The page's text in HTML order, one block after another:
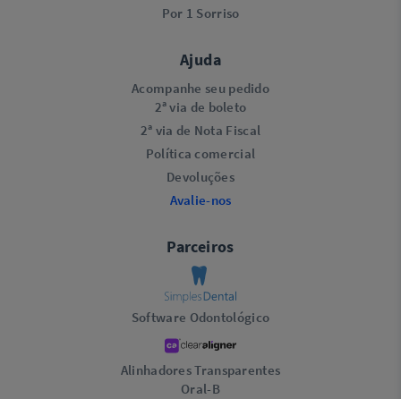
Por 1 Sorriso
Ajuda
Acompanhe seu pedido
2ª via de boleto
2ª via de Nota Fiscal
Política comercial
Devoluções
Avalie-nos
Parceiros
Software Odontológico
Alinhadores Transparentes
Oral-B